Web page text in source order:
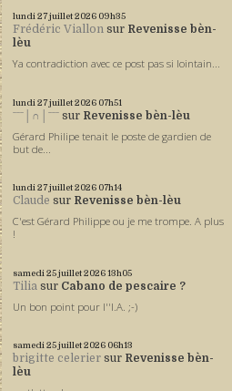
lundi 27juillet 2026 09h35
Frédéric Viallon sur Revenisse bèn-
lèu
Ya contradiction avec ce post pas si lointain...
lundi 27juillet 2026 07h51
ˉˉˉ│∩│ˉˉˉ sur Revenisse bèn-lèu
Gérard Philipe tenait le poste de gardien de
but de...
lundi 27juillet 2026 07h14
Claude sur Revenisse bèn-lèu
C'est Gérard Philippe ou je me trompe. A plus
!
samedi 25juillet 202613h05
Tilia sur Cabano de pescaire ?
Un bon point pour l''I.A. ;-)
samedi 25juillet 2026 06h13
brigitte celerier sur Revenisse bèn-
lèu